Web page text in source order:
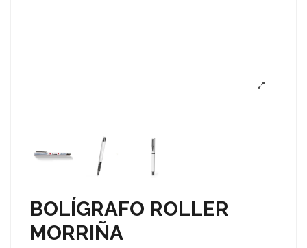
BOLÍGRAFO ROLLER
MORRIÑA